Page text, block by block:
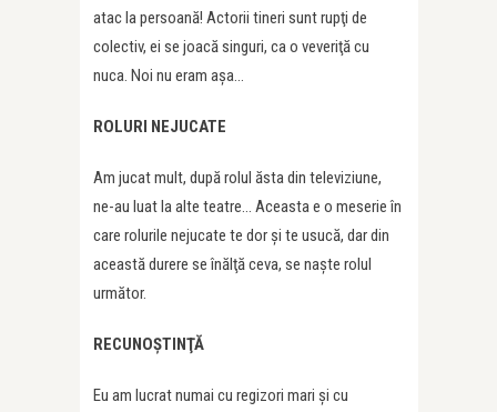
atac la persoană! Actorii tineri sunt rupţi de
colectiv, ei se joacă singuri, ca o veveriţă cu
nuca. Noi nu eram aşa…
ROLURI NEJUCATE
Am jucat mult, după rolul ăsta din televiziune,
ne-au luat la alte teatre… Aceasta e o meserie în
care rolurile nejucate te dor şi te usucă, dar din
această durere se înălţă ceva, se naște rolul
următor.
RECUNOŞTINŢĂ
Eu am lucrat numai cu regizori mari şi cu